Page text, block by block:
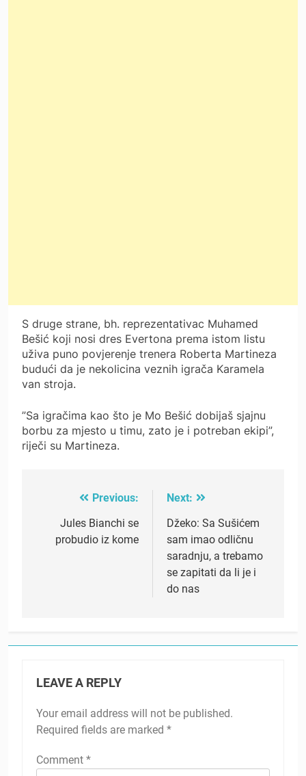
S druge strane, bh. reprezentativac Muhamed
Bešić koji nosi dres Evertona prema istom listu
uživa puno povjerenje trenera Roberta Martineza
budući da je nekolicina veznih igrača Karamela
van stroja.
”Sa igračima kao što je Mo Bešić dobijaš sjajnu
borbu za mjesto u timu, zato je i potreban ekipi”,
riječi su Martineza.
navigation
Previous:
Jules Bianchi se
probudio iz kome
Next:
Džeko: Sa Sušićem
sam imao odličnu
saradnju, a trebamo
se zapitati da li je i
do nas
LEAVE A REPLY
Your email address will not be published.
Required fields are marked *
Comment *